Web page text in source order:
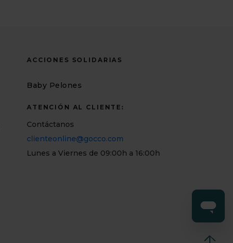
ACCIONES SOLIDARIAS
Baby Pelones
ATENCIÓN AL CLIENTE:
Contáctanos
clienteonline@gocco.com
Lunes a Viernes de 09:00h a 16:00h